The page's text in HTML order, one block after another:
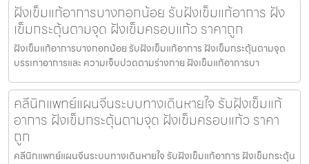
ฝังเข็มแก้อาการบางกอกน้อย รับฝังเข็มแก้อาการ ฝัง
เข็มกระตุ้นตามจุด ฝังเข็มครอบแก้ว ราคาถูก
ฝังเข็มแก้อาการบางกอกน้อย รับฝังเข็มแก้อาการ ฝังเข็มกระตุ้นตามจุด
บรรเทาอาการและ ความเจ็บปวดตามร่างกาย ฝังเข็มแก้อาการบา
คลีนิกแพทย์แผนจีนระบบทางเดินหายใจ รับฝังเข็มแก้
อาการ ฝังเข็มกระตุ้นตามจุด ฝังเข็มครอบแก้ว ราคา
ถูก
คลีนิกแพทย์แผนจีนระบบทางเดินหายใจ รับฝังเข็มแก้อาการ ฝังเข็มกระตุ้น